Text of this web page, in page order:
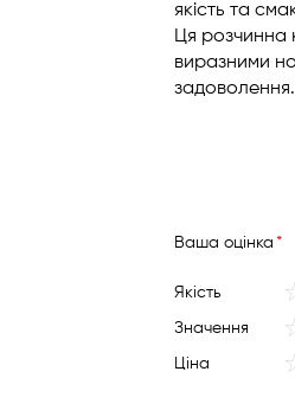
якість та
Ця розчинна
виразними
задоволення.
Вашa оцінка
Якість
Значення
Ціна